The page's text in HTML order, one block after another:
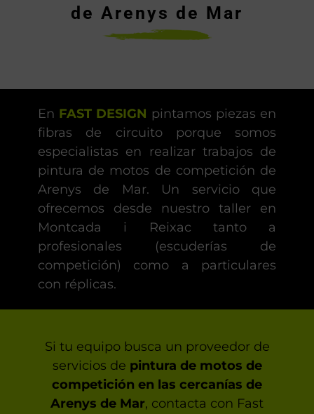
de Arenys de Mar
En FAST DESIGN pintamos piezas en
fibras de circuito porque somos
especialistas en realizar trabajos de
pintura de motos de competición de
Arenys de Mar. Un servicio que
ofrecemos desde nuestro taller en
Montcada i Reixac tanto a
profesionales (escuderías de
competición) como a particulares
con réplicas.
Si tu equipo busca un proveedor de
servicios de pintura de motos de
competición en las cercanías de
Arenys de Mar, contacta con Fast